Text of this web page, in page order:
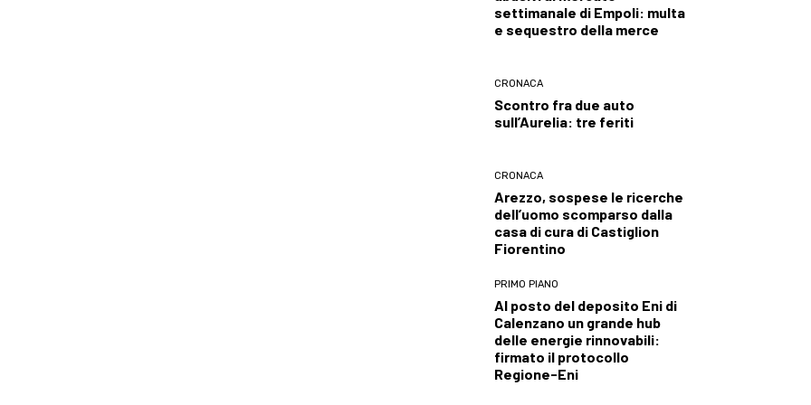
settimanale di Empoli: multa
e sequestro della merce
CRONACA
Scontro fra due auto
sull’Aurelia: tre feriti
CRONACA
Arezzo, sospese le ricerche
dell’uomo scomparso dalla
casa di cura di Castiglion
Fiorentino
PRIMO PIANO
Al posto del deposito Eni di
Calenzano un grande hub
delle energie rinnovabili:
firmato il protocollo
Regione-Eni